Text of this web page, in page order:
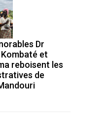
Dr
et
reboisent les
de